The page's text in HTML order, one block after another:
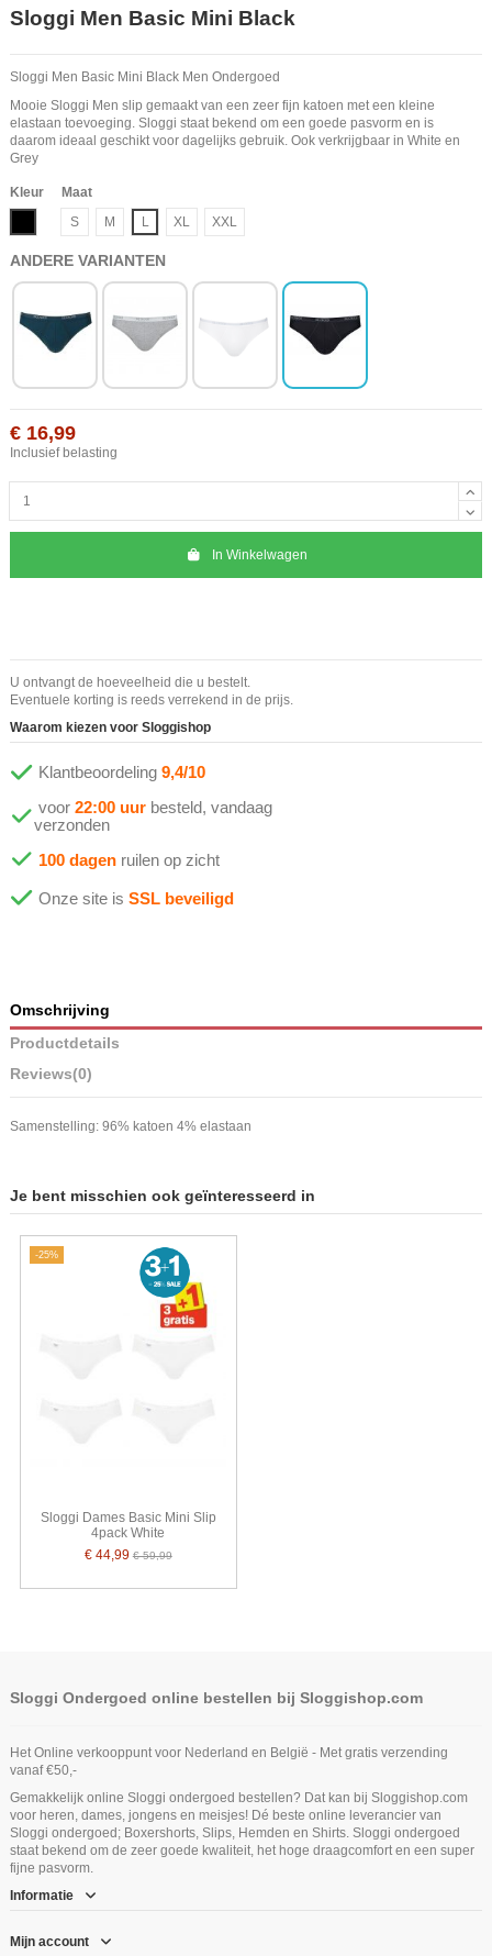
Sloggi Men Basic Mini Black
Sloggi Men Basic Mini Black Men Ondergoed
Mooie Sloggi Men slip gemaakt van een zeer fijn katoen met een kleine
elastaan toevoeging. Sloggi staat bekend om een goede pasvorm en is
daarom ideaal geschikt voor dagelijks gebruik. Ook verkrijgbaar in White en
Grey
Kleur
Maat
S
M L XL XXL
ANDERE VARIANTEN
€ 16,99
Inclusief belasting
In Winkelwagen
U ontvangt de hoeveelheid die u bestelt.
Eventuele korting is reeds verrekend in de prijs.
Waarom kiezen voor Sloggishop
Klantbeoordeling 9,4/10
voor 22:00 uur besteld, vandaag
verzonden
100 dagen ruilen op zicht
Onze site is SSL beveiligd
Omschrijving
Productdetails
Reviews(0)
Samenstelling: 96% katoen 4% elastaan
Je bent misschien ook geïnteresseerd in
-25%
Sloggi Dames Basic Mini Slip
4pack White
€ 44,99€ 59,99
Sloggi Ondergoed online bestellen bij Sloggishop.com
Het Online verkooppunt voor Nederland en België - Met gratis verzending
vanaf €50,-
Gemakkelijk online Sloggi ondergoed bestellen? Dat kan bij Sloggishop.com
voor heren, dames, jongens en meisjes! Dé beste online leverancier van
Sloggi ondergoed; Boxershorts, Slips, Hemden en Shirts. Sloggi ondergoed
staat bekend om de zeer goede kwaliteit, het hoge draagcomfort en een super
fijne pasvorm.
Informatie
Mijn account